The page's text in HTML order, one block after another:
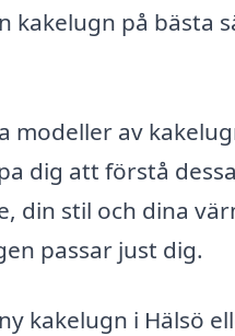
kakelugn på bästa
modeller av
dig att förstå
din stil och dina
passar just dig.
kakelugn i Hälsö